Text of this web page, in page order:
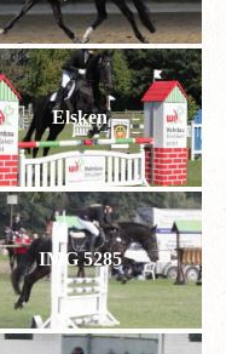
Elsken
IMG 5285